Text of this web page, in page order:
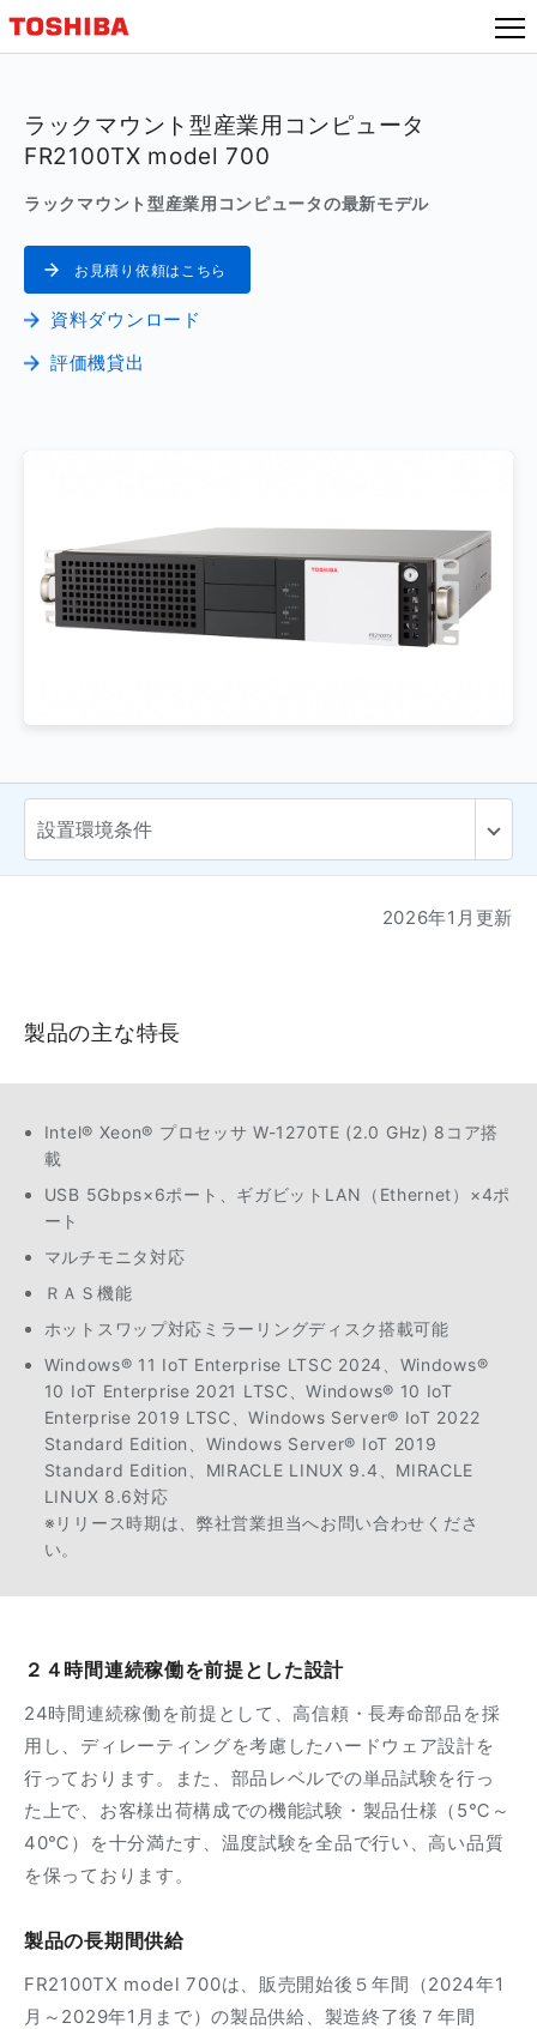
ャ
ン
ラックマウント型産業用コンピュータ
FR2100TX model 700
ラックマウント型産業用コンピュータの最新モデル
お見積り依頼はこちら
資料ダウンロード
評価機貸出
2026年1月更新
製品の主な特長
Intel® Xeon® プロセッサ W-1270TE (2.0 GHz) 8コア搭
載
USB 5Gbps×6ポート、ギガビットLAN（Ethernet）×4ポ
ート
マルチモニタ対応
ＲＡＳ機能
ホットスワップ対応ミラーリングディスク搭載可能
Windows® 11 IoT Enterprise LTSC 2024、Windows®
10 IoT Enterprise 2021 LTSC、Windows® 10 IoT
Enterprise 2019 LTSC、Windows Server® IoT 2022
Standard Edition、Windows Server® IoT 2019
Standard Edition、MIRACLE LINUX 9.4、MIRACLE
LINUX 8.6対応
※リリース時期は、弊社営業担当へお問い合わせくださ
い。
２４時間連続稼働を前提とした設計
24時間連続稼働を前提として、高信頼・長寿命部品を採
用し、ディレーティングを考慮したハードウェア設計を
行っております。また、部品レベルでの単品試験を行っ
た上で、お客様出荷構成での機能試験・製品仕様（5℃～
40℃）を十分満たす、温度試験を全品で行い、高い品質
を保っております。
製品の長期間供給
FR2100TX model 700は、販売開始後５年間（2024年1
月～2029年1月まで）の製品供給、製造終了後７年間